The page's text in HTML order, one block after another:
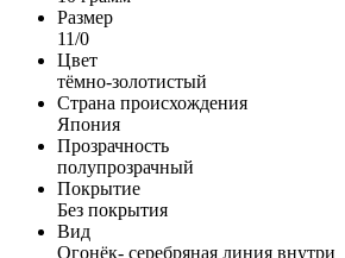
Размер
11/0
Цвет
тёмно-золотистый
Страна происхождения
Япония
Прозрачность
полупрозрачный
Покрытие
Без покрытия
Вид
Огонёк- серебряная линия внутри